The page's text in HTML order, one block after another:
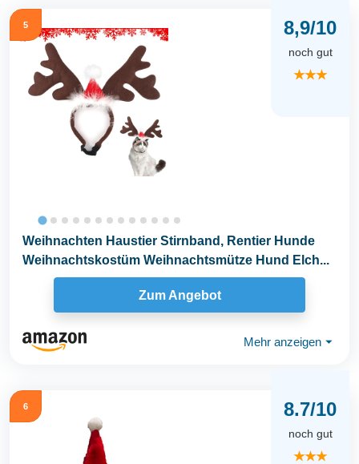
5 8,9/10
noch gut
★★★
Weihnachten Haustier Stirnband, Rentier Hunde
Weihnachtskostüm Weihnachtsmütze Hund Elch...
Zum Angebot
Mehr anzeigen ⏷
6 8.7/10
noch gut
★★★